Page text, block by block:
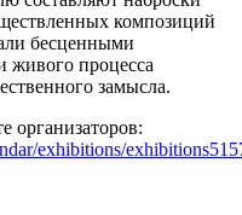
композиций
бесценными
живого процесса
замысла.
организаторов:
exhibitions/